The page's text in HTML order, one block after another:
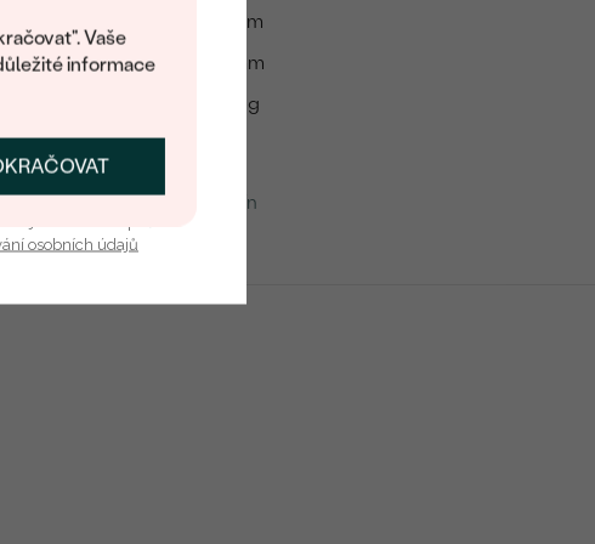
Vaše
informace
14 mm
18 mm
2.03 g
Rubín
ZÍSKAT SLEVU
osobních údajů